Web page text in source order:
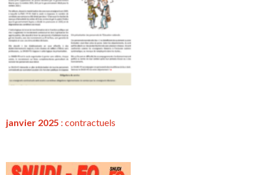
janvier 2025 : contractuels